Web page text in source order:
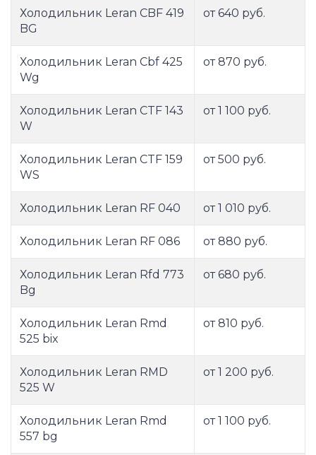
Холодильник Leran CBF 419
BG
от 640 руб.
Холодильник Leran Cbf 425
Wg
от 870 руб.
Холодильник Leran CTF 143
W
от 1 100 руб.
Холодильник Leran CTF 159
WS
от 500 руб.
Холодильник Leran RF 040 от 1 010 руб.
Холодильник Leran RF 086 от 880 руб.
Холодильник Leran Rfd 773
Bg
от 680 руб.
Холодильник Leran Rmd
525 bix
от 810 руб.
Холодильник Leran RMD
525 W
от 1 200 руб.
Холодильник Leran Rmd
557 bg
от 1 100 руб.